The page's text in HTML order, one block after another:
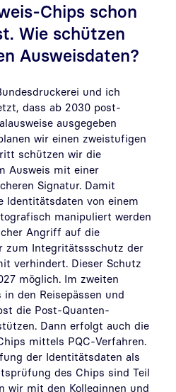
Chips schon
Wie schützen
Ausweisdaten?
und ich
dass ab 2030 post-
ausgegeben
wir einen zweistufigen
schützen wir die
Ausweis mit einer
Signatur. Damit
Identitätsdaten von einem
manipuliert werden
Angriff auf die
zum Integritätssschutz der
verhindert. Dieser Schutz
möglich. Im zweiten
den Reisepässen und
die Post-Quanten-
Dann erfolgt auch die
mittels PQC-Verfahren.
der Identitätsdaten als
des Chips sind Teil
wir mit den Kolleginnen und